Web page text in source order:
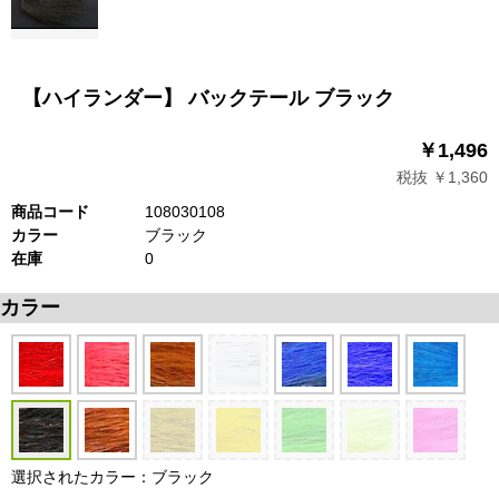
【ハイランダー】 バックテール ブラック
￥1,496
税抜 ￥1,360
商品コード
108030108
カラー
ブラック
在庫
0
カラー
選択されたカラー：ブラック